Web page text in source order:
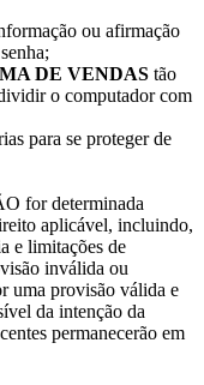
ou afirmação
DE VENDAS tão
o computador com
para se proteger de
for determinada
aplicável, incluindo,
e limitações de
inválida ou
uma provisão válida e
da intenção da
permanecerão em